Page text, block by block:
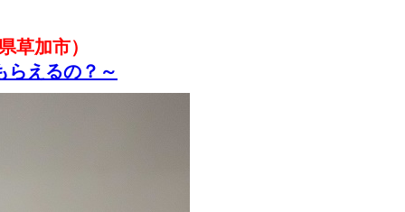
草加市）
えるの？～